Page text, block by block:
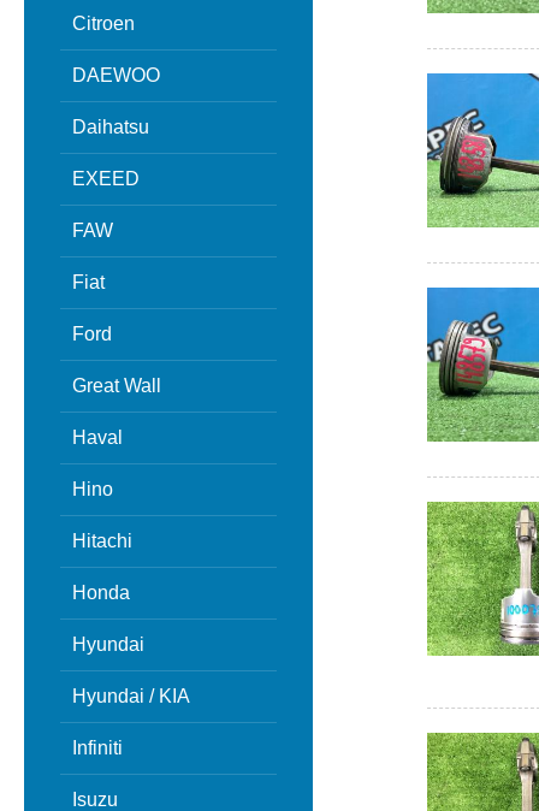
Citroen
DAEWOO
Daihatsu
EXEED
FAW
Fiat
Ford
Great Wall
Haval
Hino
Hitachi
Honda
Hyundai
Hyundai / KIA
Infiniti
Isuzu